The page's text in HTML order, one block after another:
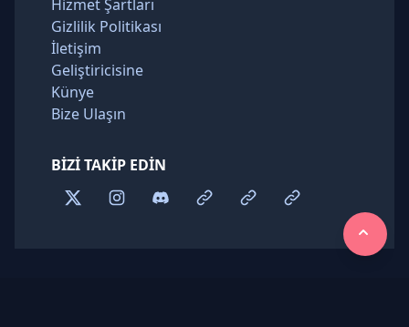
Hizmet Şartları
Gizlilik Politikası
İletişim
Geliştiricisine
Künye
Bize Ulaşın
BIZI TAKIP EDIN